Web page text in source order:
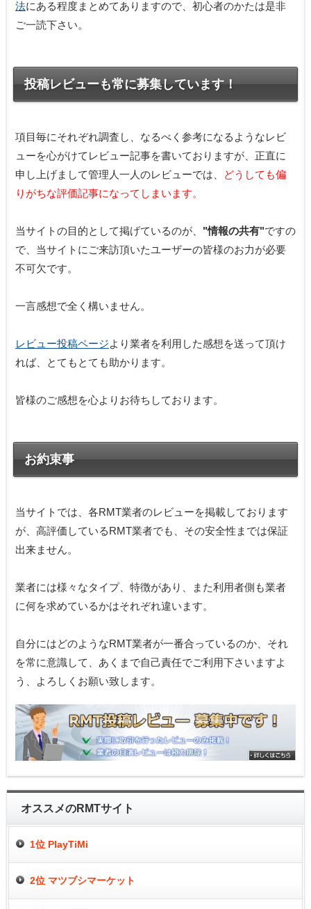
法にある程度まとめてありますので、初心者のかたは是非
ご一読下さい。
投稿レビューも常に募集しています！
項目毎にそれぞれ調査し、なるべく参考になるようなレビ
ューを心がけてレビュー記事を書いておりますが、正直に
申し上げまして管理人一人のレビューでは、
どうしても偏
りがちな評価記事になってしまいます。
当サイトの目的として掲げているのが、 "情報の共有"ですの
で、当サイトにご来訪頂いたユーザーの皆様のお力が必要
不可欠です。
一言感想で全く構いません。
レビュー投稿ページより業者を利用した感想を送って頂け
れば、とてもとても助かります。
皆様のご感想を心よりお待ちしております。
お約束事
当サイトでは、各RMT業者のレビューを掲載しております
が、高評価しているRMT業者でも、その安全性までは保証
出来ません。
業者には様々なタイプ、特徴があり、また利用者側も業者
に何を求めているかはそれぞれ違います。
自分にはどのようなRMT業者が一番合っているのか、それ
を常に意識して、あくまで自己責任でご利用下さいますよ
う、よろしくお願い致します。
オススメのRMTサイト
1位 PlayTiMi
2位 マツブシマーケット